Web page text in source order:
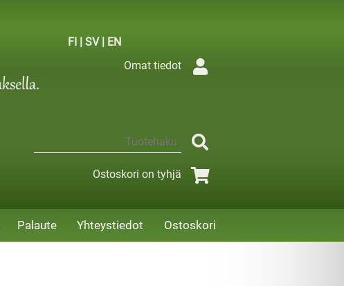
FI | SV| EN
Omat tiedot
Ostoskori on tyhjä
Palaute Yhteystiedot Ostoskori